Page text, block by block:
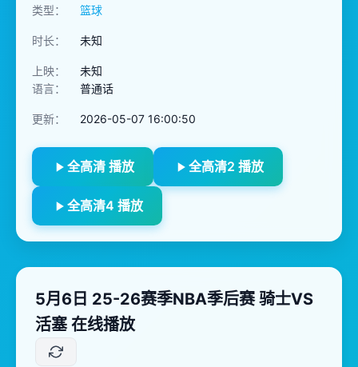
类型：
篮球
时长： 未知
上映：
未知
语言：
普通话
更新： 2026-05-07 16:00:50
全高清 播放 全高清2 播放
全高清4 播放
5月6日 25-26赛季NBA季后赛 骑士VS
活塞 在线播放